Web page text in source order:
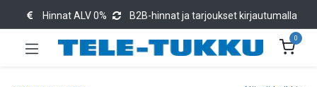
Hinnat ALV 0% B2B-hinnat ja tarjoukset kirjautumalla
0